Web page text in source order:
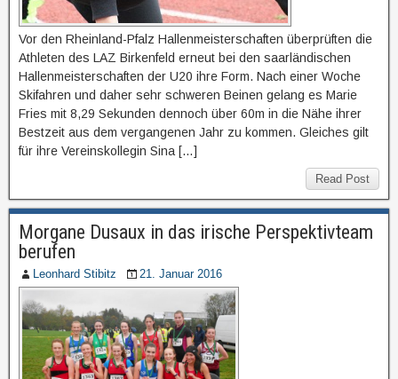
Vor den Rheinland-Pfalz Hallenmeisterschaften überprüften die
Athleten des LAZ Birkenfeld erneut bei den saarländischen
Hallenmeisterschaften der U20 ihre Form. Nach einer Woche
Skifahren und daher sehr schweren Beinen gelang es Marie
Fries mit 8,29 Sekunden dennoch über 60m in die Nähe ihrer
Bestzeit aus dem vergangenen Jahr zu kommen. Gleiches gilt
für ihre Vereinskollegin Sina […]
Read Post
Morgane Dusaux in das irische Perspektivteam
berufen
Leonhard Stibitz 21. Januar 2016